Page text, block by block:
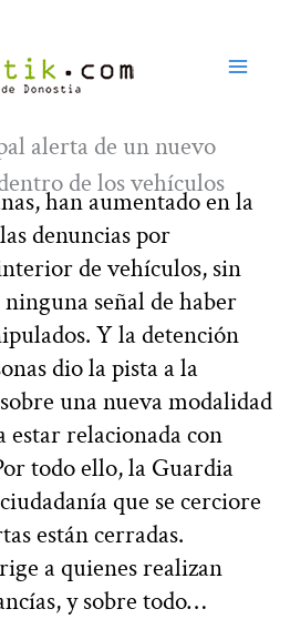
alerta de un nuevo
de los vehículos
han aumentado en la
denuncias por
de vehículos, sin
señal de haber
Y la detención
dio la pista a la
una nueva modalidad
relacionada con
todo ello, la Guardia
que se cerciore
están cerradas.
a quienes realizan
y sobre todo…